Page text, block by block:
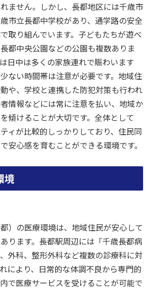
ません。しかし、長都地区には千歳市
市立長都中学校があり、通学路の安全
取り組んでいます。子どもたちが遊べ
都中央公園などの公園も複数ありま
日中は多くの家族連れで賑わいます
ない時間帯は注意が必要です。地域住
や、学校と連携した防犯対策も行われ
情報などには常に注意を払い、地域か
傾けることが大切です。全体として
ィが比較的しっかりしており、住民同
安心感を育むことができる環境です。
境
）の医療環境は、地域住民が安心して
ります。長都駅周辺には「千歳長都病
外科、整形外科など複数の診療科に対
により、日常的な体調不良から専門的
で医療サービスを受けることが可能で